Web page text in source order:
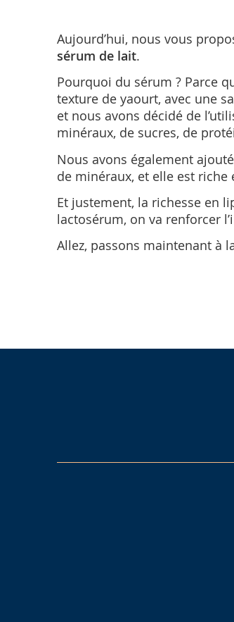
Aujourd’hui, nous vous
sérum de lait.
Pourquoi du sérum ? Parce
texture de yaourt, avec une
et nous avons décidé de
minéraux, de sucres, de
Nous avons également
de minéraux, et elle est riche
Et justement, la richesse en
lactosérum, on va renforcer
Allez, passons maintenant à